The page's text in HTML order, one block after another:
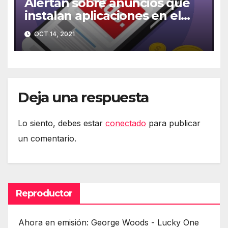
instalan aplicaciones en el
móvil
OCT 14, 2021
Deja una respuesta
Lo siento, debes estar conectado para publicar
un comentario.
Reproductor
Ahora en emisión: George Woods - Lucky One